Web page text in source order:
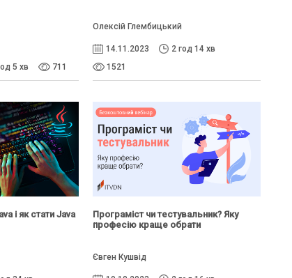
5 хв 711
Олексій Глембицький
14.11.2023
2 год 14 хв
1521
і як стати Java
Програміст чи тестувальник? Яку
професію краще обрати
Євген Кушвід